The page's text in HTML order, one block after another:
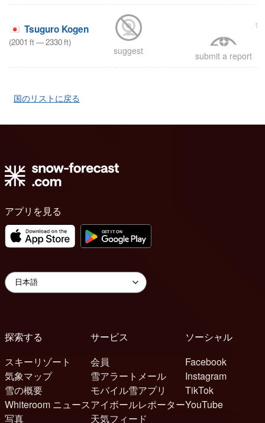
Tsuguro Kogen
(2001 ft—2330ft)
suggest submit a report
国のリストに戻る
アプリを見る
探索する
スキーリゾート
気象マップ
雪の概要
Whiteroom ニュース
写真
サービス
会員
雪アラートメール
モバイル雪アプリ
アイボールレポーター
天気フィード
ソーシャル
Facebook
Instagram
TikTok
YouTube